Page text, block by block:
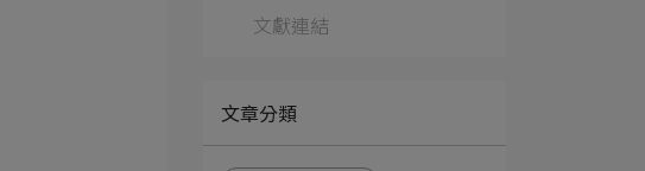
文獻連結
文章分類